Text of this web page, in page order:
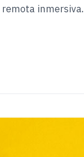
inmersiva.